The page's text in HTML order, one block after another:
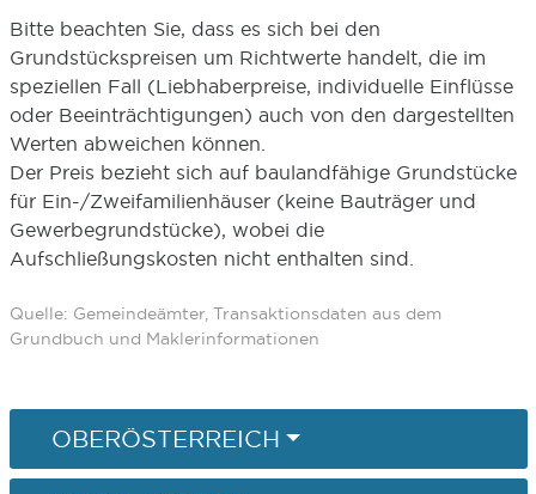
Bitte beachten Sie, dass es sich bei den
Grundstückspreisen um Richtwerte handelt, die im
speziellen Fall (Liebhaberpreise, individuelle Einflüsse
oder Beeinträchtigungen) auch von den dargestellten
Werten abweichen können.
Der Preis bezieht sich auf baulandfähige Grundstücke
für Ein-/Zweifamilienhäuser (keine Bauträger und
Gewerbegrundstücke), wobei die
Aufschließungskosten nicht enthalten sind.
Quelle: Gemeindeämter, Transaktionsdaten aus dem
Grundbuch und Maklerinformationen
OBERÖSTERREICH